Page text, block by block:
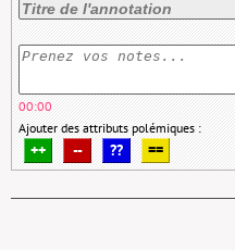
00:00
Ajouter des attributs polémiques :
++ -- ?? ==